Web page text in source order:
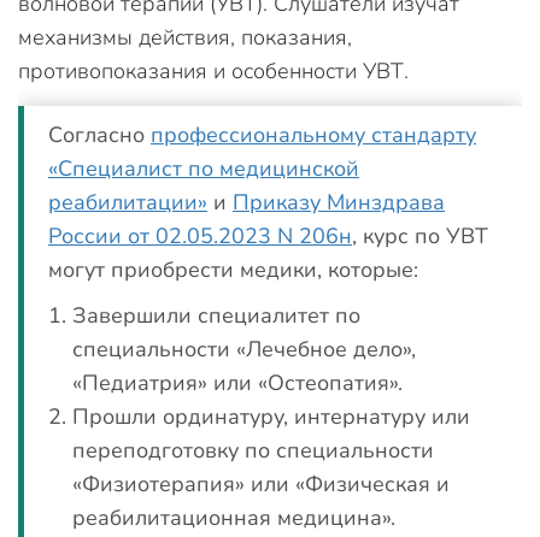
механизмы действия, показания,
противопоказания и особенности УВТ.
Согласно профессиональному стандарту
«Специалист по медицинской
реабилитации» и Приказу Минздрава
России от 02.05.2023 N 206н, курс по УВТ
могут приобрести медики, которые:
Завершили специалитет по
специальности «Лечебное дело»,
«Педиатрия» или «Остеопатия».
Прошли ординатуру, интернатуру или
переподготовку по специальности
«Физиотерапия» или «Физическая и
реабилитационная медицина».